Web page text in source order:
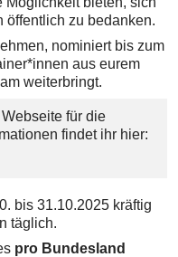
öffentlich zu bedanken.
nominiert bis zum
aus eurem
weiterbringt.
für die
findet ihr hier:
bis 31.10.2025 kräftig
täglich.
pro Bundesland